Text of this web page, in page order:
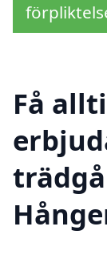
Få